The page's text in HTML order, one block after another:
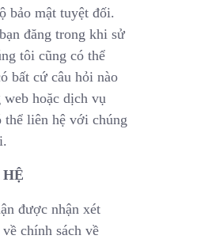
bảo mật tuyệt đối.
đăng trong khi sử
tôi cũng có thể
bất cứ câu hỏi nào
web hoặc dịch vụ
thể liên hệ với chúng
được nhận xét
chính sách về